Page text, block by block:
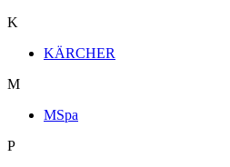
K
KÄRCHER
M
MSpa
P